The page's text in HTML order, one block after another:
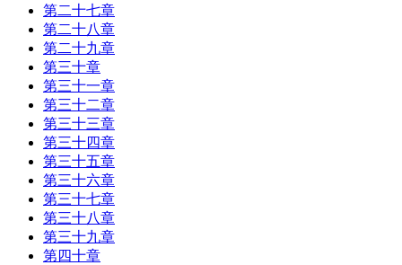
第二十七章
第二十八章
第二十九章
第三十章
第三十一章
第三十二章
第三十三章
第三十四章
第三十五章
第三十六章
第三十七章
第三十八章
第三十九章
第四十章